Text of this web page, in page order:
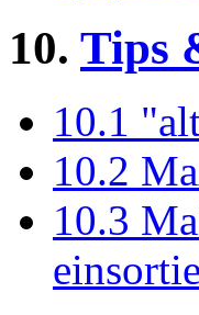
10. Tips
10.1
10.2
10.3